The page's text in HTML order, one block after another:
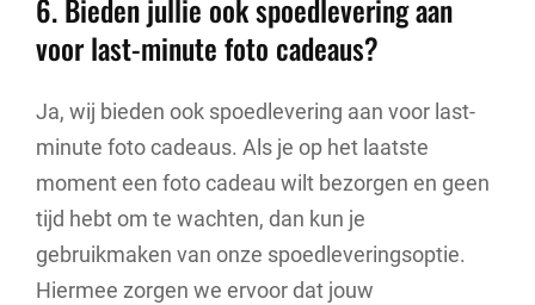
6. Bieden jullie ook spoedlevering aan
voor last-minute foto cadeaus?
Ja, wij bieden ook spoedlevering aan voor last-
minute foto cadeaus. Als je op het laatste
moment een foto cadeau wilt bezorgen en geen
tijd hebt om te wachten, dan kun je
gebruikmaken van onze spoedleveringsoptie.
Hiermee zorgen we ervoor dat jouw